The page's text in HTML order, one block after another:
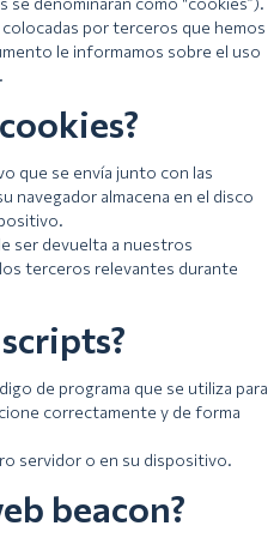
por terceros que hemos
le informamos sobre el uso
que se envía junto con las
navegador almacena en el disco
ser devuelta a nuestros
terceros relevantes durante
de programa que se utiliza para
correctamente y de forma
servidor o en su dispositivo.
beacon?